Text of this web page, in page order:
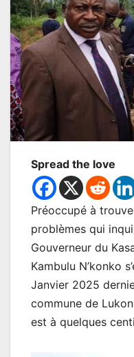
Spread the love
Préoccupé à
problèmes qui
Gouverneur du
Kambulu N’konko
Janvier 2025
commune de
est à quelques